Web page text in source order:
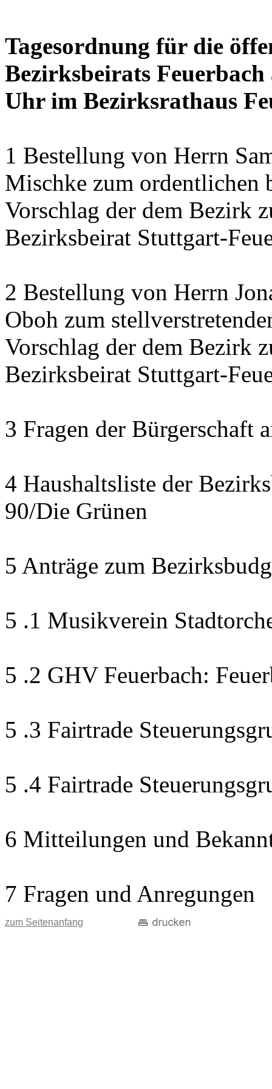
Tagesordnung für die
Bezirksbeirats
Uhr im Bezirksrathaus
1 Bestellung von Herrn
Mischke zum ordentlichen
Vorschlag der dem Bezirk
Bezirksbeirat Stuttgart-
2 Bestellung von Herrn
Oboh zum
Vorschlag der dem Bezirk
Bezirksbeirat Stuttgart-
3 Fragen der Bürgerschaft
4 Haushaltsliste der
90/Die Grünen
5 Anträge zum
5 .1 Musikverein
5 .2 GHV Feuerbach:
5 .3 Fairtrade
5 .4 Fairtrade
6 Mitteilungen und
7 Fragen und Anregungen
zum Seitenanfang